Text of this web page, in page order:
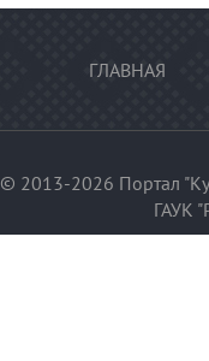
ГЛАВНАЯ
© 2013-2026 Портал
ГАУК